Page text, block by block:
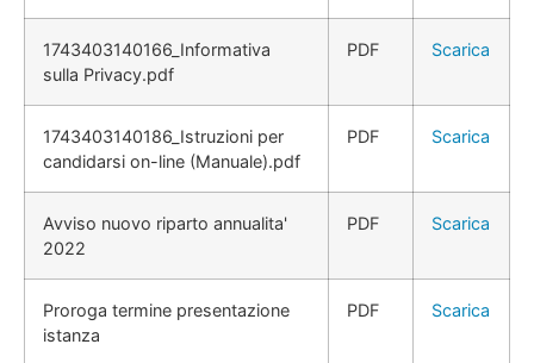
1743403140166_Informativa
sulla Privacy.pdf
PDF Scarica
1743403140186_Istruzioni per
candidarsi on-line (Manuale).pdf
PDF Scarica
Avviso nuovo riparto annualita'
2022
PDF Scarica
Proroga termine presentazione
istanza
PDF Scarica